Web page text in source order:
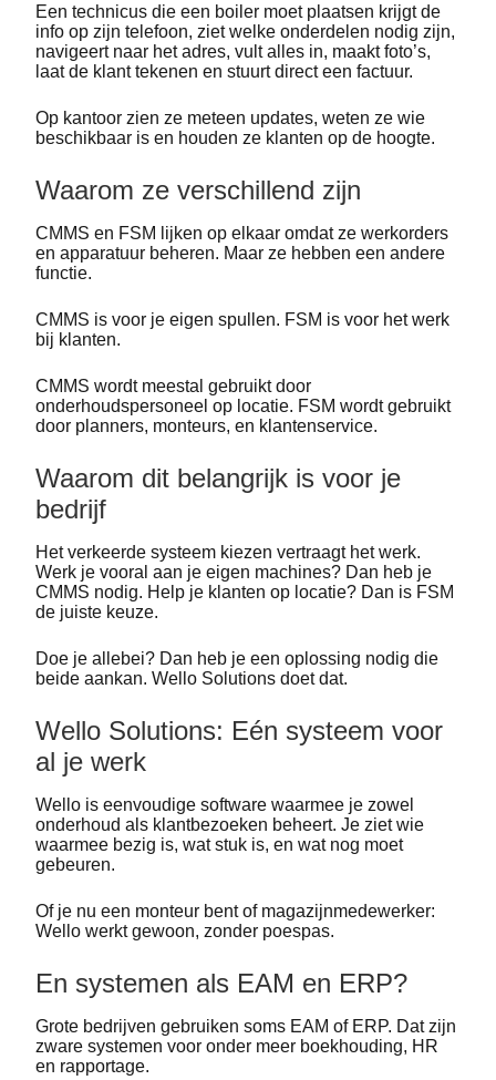
Een technicus die een boiler moet plaatsen krijgt de
info op zijn telefoon, ziet welke onderdelen nodig zijn,
navigeert naar het adres, vult alles in, maakt foto’s,
laat de klant tekenen en stuurt direct een factuur.
Op kantoor zien ze meteen updates, weten ze wie
beschikbaar is en houden ze klanten op de hoogte.
Waarom ze verschillend zijn
CMMS en FSM lijken op elkaar omdat ze werkorders
en apparatuur beheren. Maar ze hebben een andere
functie.
CMMS is voor je eigen spullen. FSM is voor het werk
bij klanten.
CMMS wordt meestal gebruikt door
onderhoudspersoneel op locatie. FSM wordt gebruikt
door planners, monteurs, en klantenservice.
Waarom dit belangrijk is voor je
bedrijf
Het verkeerde systeem kiezen vertraagt het werk.
Werk je vooral aan je eigen machines? Dan heb je
CMMS nodig. Help je klanten op locatie? Dan is FSM
de juiste keuze.
Doe je allebei? Dan heb je een oplossing nodig die
beide aankan. Wello Solutions doet dat.
Wello Solutions: Eén systeem voor
al je werk
Wello is eenvoudige software waarmee je zowel
onderhoud als klantbezoeken beheert. Je ziet wie
waarmee bezig is, wat stuk is, en wat nog moet
gebeuren.
Of je nu een monteur bent of magazijnmedewerker:
Wello werkt gewoon, zonder poespas.
En systemen als EAM en ERP?
Grote bedrijven gebruiken soms EAM of ERP. Dat zijn
zware systemen voor onder meer boekhouding, HR
en rapportage.